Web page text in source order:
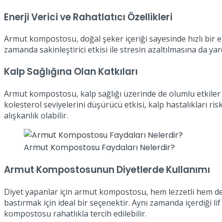
Enerji Verici ve Rahatlatıcı Özellikleri
Armut kompostosu, doğal şeker içeriği sayesinde hızlı bir
zamanda sakinleştirici etkisi ile stresin azaltılmasına da
Kalp Sağlığına Olan Katkıları
Armut kompostosu, kalp sağlığı üzerinde de olumlu
kolesterol seviyelerini düşürücü etkisi, kalp hastalıkları
alışkanlık olabilir.
Armut Kompostosu Faydaları Nelerdir?
Armut Kompostosunun Diyetlerde Kullanımı
Diyet yapanlar için armut kompostosu, hem lezzetli hem
bastırmak için ideal bir seçenektir. Aynı zamanda içerdiği
kompostosu rahatlıkla tercih edilebilir.